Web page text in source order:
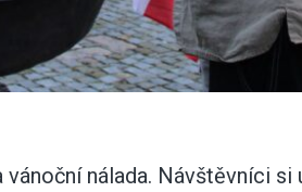
vánoční nálada. Návštěvníci